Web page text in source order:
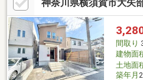
神奈川県横須賀市大矢
間取り
建物面
土地面
築年月